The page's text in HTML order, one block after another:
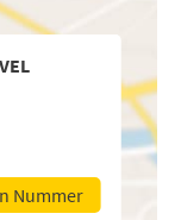
Nummer